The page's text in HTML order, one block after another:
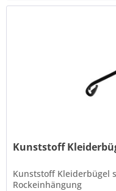
Kunststoff
Kunststoff Kleiderbügel
Rockeinhängung